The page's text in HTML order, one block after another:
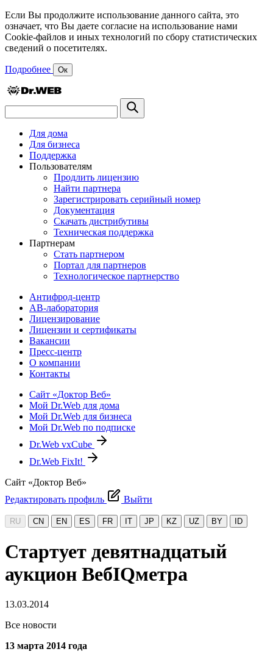
Если Вы продолжите использование данного сайта, это
означает, что Вы даете согласие на использование нами
Cookie-файлов и иных технологий по сбору статистических
сведений о посетителях.
Подробнее Ок
Для дома
Для бизнеса
Поддержка
Пользователям
Продлить лицензию
Найти партнера
Зарегистрировать серийный номер
Документация
Скачать дистрибутивы
Техническая поддержка
Партнерам
Стать партнером
Портал для партнеров
Технологическое партнерство
Антифрод-центр
АВ-лаборатория
Лицензирование
Лицензии и сертификаты
Вакансии
Пресс-центр
О компании
Контакты
Сайт «Доктор Веб»
Мой Dr.Web для дома
Мой Dr.Web для бизнеса
Мой Dr.Web по подписке
Dr.Web vxCube
Dr.Web FixIt!
Сайт «Доктор Веб»
Редактировать профиль
Выйти
RU CN EN ES FR IT JP KZ UZ BY ID
Стартует девятнадцатый
аукцион ВебIQметра
13.03.2014
Все новости
13 марта 2014 года